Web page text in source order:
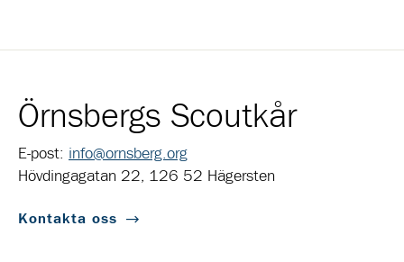
Örnsbergs Scoutkår
E-post: info@ornsberg.org
Hövdingagatan 22, 126 52 Hägersten
Kontakta oss